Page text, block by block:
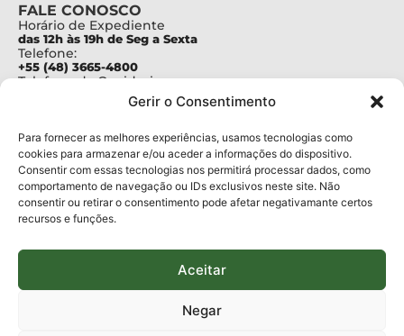
Gerir o Consentimento
Para fornecer as melhores experiências, usamos tecnologias como
cookies para armazenar e/ou aceder a informações do dispositivo.
Consentir com essas tecnologias nos permitirá processar dados, como
comportamento de navegação ou IDs exclusivos neste site. Não
consentir ou retirar o consentimento pode afetar negativamante certos
recursos e funções.
Aceitar
Negar
FALE CONOSCO
Horário de Expediente
das 12h às 19h de Seg a Sexta
Telefone:
+55 (48) 3665-4800
Telefone da Ouvidoria
Para assuntos relacionados à Pesquisa
pesquisa@fapesc.sc.gov.br
Para assuntos relacionados à Inovação
inovacao@fapesc.sc.gov.br
Para assuntos relacionados à Bolsas
bolsas@fapesc.sc.gov.br
Para assuntos relacionados à Prestação de Contas
Para assuntos relacionados à Plataforma
plataforma@fapesc.sc.gov.br
Jair Artur da Silva dpo@fapesc.sc.gov.br 3665-4831